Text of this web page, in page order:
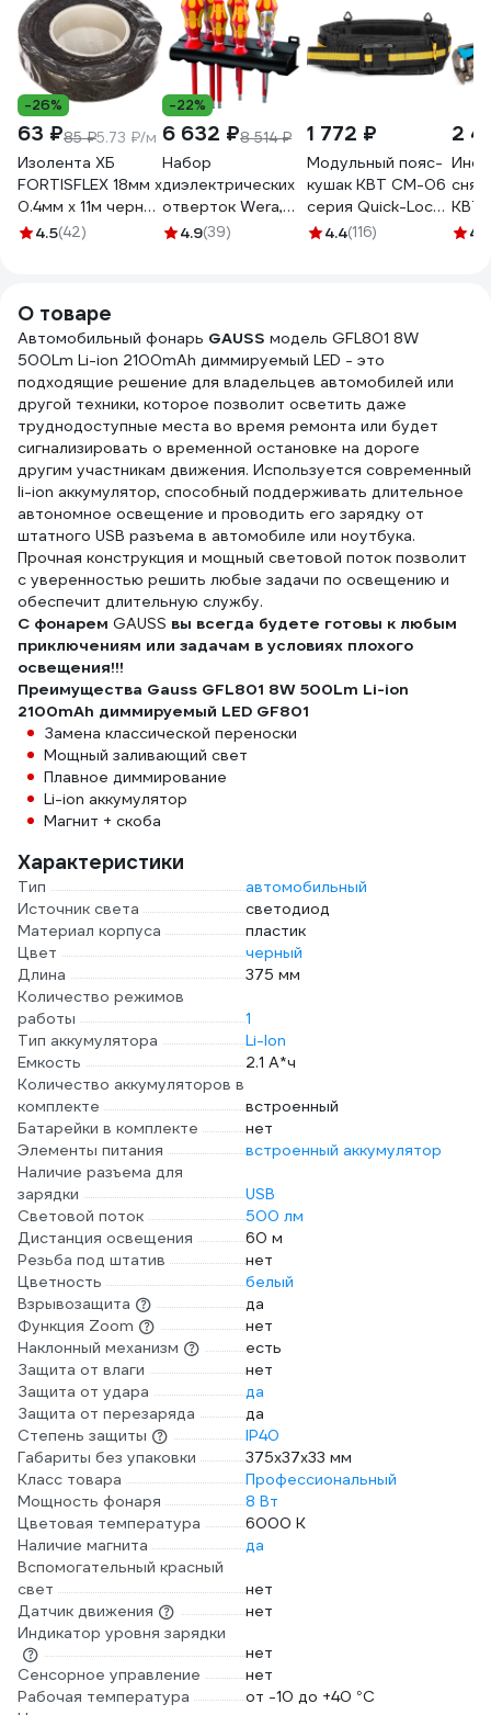
-26%
63 ₽85 ₽5.73 ₽/м
Изолента ХБ
FORTISFLEX 18мм х
0.4мм х 11м черная
71242
4.5(42)
-22%
6 632 ₽8 514 ₽
Набор
диэлектрических
отверток Wera,
VDE, индикатор
4.9(39)
1 772 ₽
Модульный пояс-
кушак КВТ СМ-06
серия Quick-Lock
83133
4.4(116)
2
КВТ
4.7
О товаре
Автомобильный фонарь GAUSS модель GFL801 8W
500Lm Li-ion 2100mAh диммируемый LED - это
подходящие решение для владельцев автомобилей или
другой техники, которое позволит осветить даже
труднодоступные места во время ремонта или будет
сигнализировать о временной остановке на дороге
другим участникам движения. Используется современный
li-ion аккумулятор, способный поддерживать длительное
автономное освещение и проводить его зарядку от
штатного USB разъема в автомобиле или ноутбука.
Прочная конструкция и мощный световой поток позволит
с уверенностью решить любые задачи по освещению и
обеспечит длительную службу.
С фонарем GAUSS вы всегда будете готовы к любым
приключениям или задачам в условиях плохого
освещения!!!
Преимущества Gauss GFL801 8W 500Lm Li-ion
2100mAh диммируемый LED GF801
Замена классической переноски
Мощный заливающий свет
Плавное диммирование
Li-ion аккумулятор
Магнит + скоба
Характеристики
Тип
автомобильный
Источник света
светодиод
Материал корпуса
пластик
Цвет
черный
Длина
375 мм
Количество режимов
работы
1
Тип аккумулятора
Li-Ion
Емкость
2.1 А*ч
Количество аккумуляторов в
комплекте
встроенный
Батарейки в комплекте
нет
Элементы питания
встроенный аккумулятор
Наличие разъема для
зарядки
USB
Световой поток
500 лм
Дистанция освещения
60 м
Резьба под штатив
нет
Цветность
белый
Взрывозащита
да
Функция Zoom
нет
Наклонный механизм
есть
Защита от влаги
нет
Защита от удара
да
Защита от перезаряда
да
Степень защиты
IP40
Габариты без упаковки
375х37х33 мм
Класс товара
Профессиональный
Мощность фонаря
8 Вт
Цветовая температура
6000 К
Наличие магнита
да
Вспомогательный красный
свет
нет
Датчик движения
нет
Индикатор уровня зарядки
нет
Сенсорное управление
нет
Рабочая температура
от -10 до +40 °С